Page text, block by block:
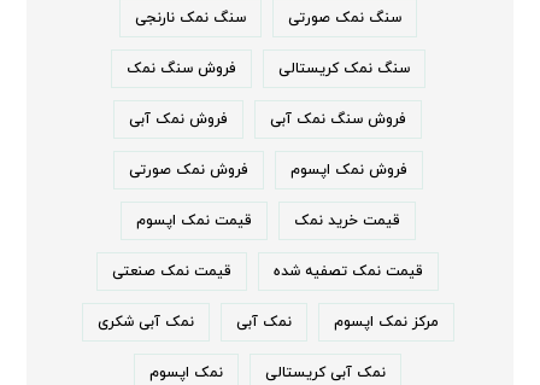
سنگ نمک صورتی سنگ نمک نارنجی
سنگ نمک کریستالی فروش سنگ نمک
فروش سنگ نمک آبی فروش نمک آبی
فروش نمک اپسوم فروش نمک صورتی
قیمت خرید نمک قیمت نمک اپسوم
قیمت نمک تصفیه شده قیمت نمک صنعتی
مرکز نمک اپسوم نمک آبی نمک آبی شکری
نمک آبی کریستالی نمک اپسوم